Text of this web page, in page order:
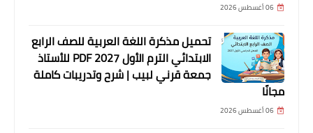
06 أغسطس 2026
تحميل مذكرة اللغة العربية للصف الرابع
الابتدائي الترم الأول 2027 PDF للأستاذ
جمعة قرني لبيب | شرح وتدريبات كاملة
مجانًا
06 أغسطس 2026